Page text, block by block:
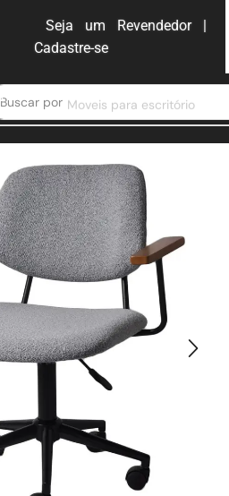
Seja um Revendedor |
Cadastre-se
Buscar por Moveis para escritório